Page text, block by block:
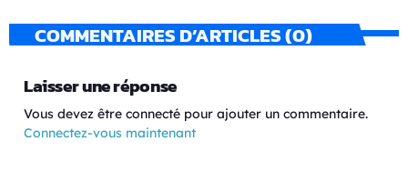
COMMENTAIRES D’ARTICLES (0)
Laisser une réponse
Vous devez être connecté pour ajouter un commentaire.
Connectez-vous maintenant